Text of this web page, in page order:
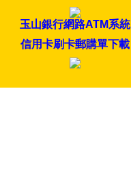
玉山銀行網路ATM系統
信用卡刷卡郵購單下載